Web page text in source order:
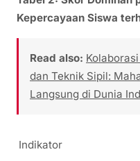
Kepercayaan Siswa
Read also:
dan Teknik Sipil:
Langsung di Dunia
Indikator